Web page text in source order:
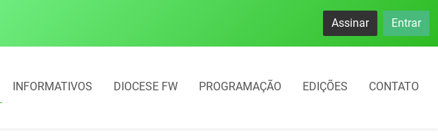
Cobrança do estacionamento rotativo começará em 10 dias em Frederico
Assinar Entrar
INFORMATIVOS DIOCESE FW PROGRAMAÇÃO EDIÇÕES CONTATO